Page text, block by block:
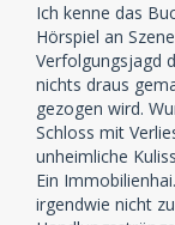
Ich kenne das
Hörspiel an
Verfolgungsjagd
nichts draus
gezogen wird.
Schloss mit
unheimliche
Ein
irgendwie nicht